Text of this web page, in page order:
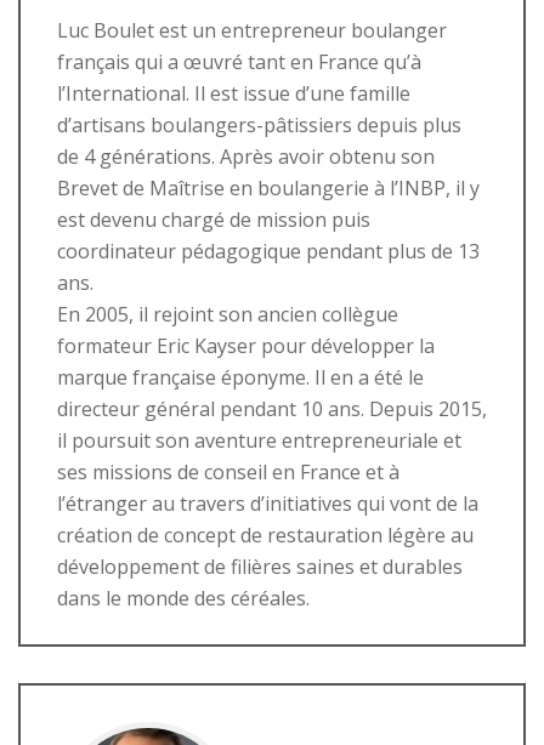
Luc Boulet est un entrepreneur boulanger
français qui a œuvré tant en France qu’à
l’International. Il est issue d’une famille
d’artisans boulangers-pâtissiers depuis plus
de 4 générations. Après avoir obtenu son
Brevet de Maîtrise en boulangerie à l’INBP, il y
est devenu chargé de mission puis
coordinateur pédagogique pendant plus de 13
ans.
En 2005, il rejoint son ancien collègue
formateur Eric Kayser pour développer la
marque française éponyme. Il en a été le
directeur général pendant 10 ans. Depuis 2015,
il poursuit son aventure entrepreneuriale et
ses missions de conseil en France et à
l’étranger au travers d’initiatives qui vont de la
création de concept de restauration légère au
développement de filières saines et durables
dans le monde des céréales.